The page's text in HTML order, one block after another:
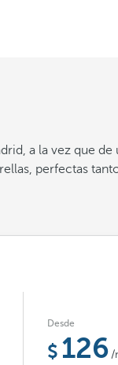
a la vez que de
perfectas
Desde
126 /